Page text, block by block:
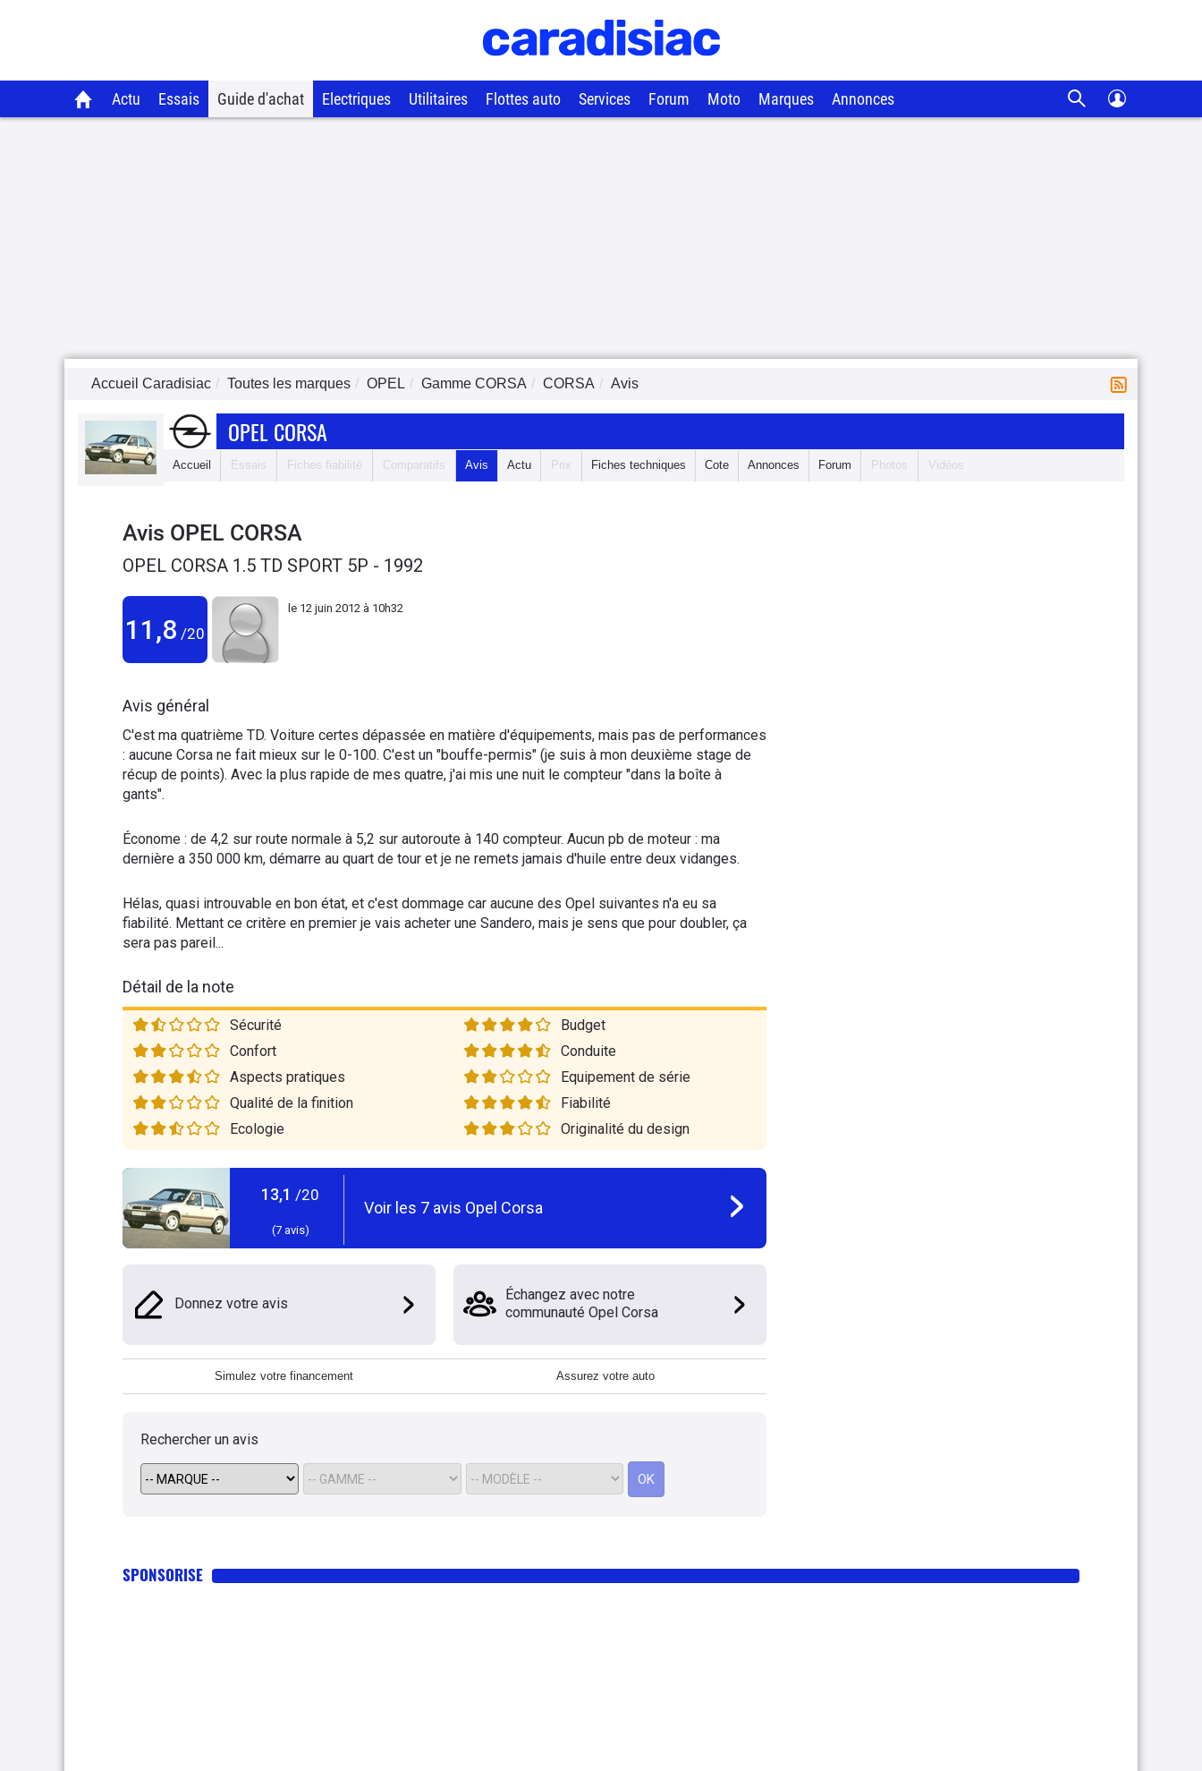
Actu Essais Guide d'achat Electriques Utilitaires Flottes auto Services Forum Moto Marques Annonces
Accueil Caradisiac Toutes les marques OPEL Gamme CORSA CORSA Avis
OPEL CORSA
Accueil Essais Fiches fiabilité Comparatifs Avis Actu Prix Fiches techniques Cote Annonces Forum Photos Vidéos
Avis OPEL CORSA
OPEL CORSA 1.5 TD SPORT 5P - 1992
11,8 /20
le 12 juin 2012 à 10h32
Avis général
C'est ma quatrième TD. Voiture certes dépassée en matière d'équipements, mais pas de performances
: aucune Corsa ne fait mieux sur le 0-100. C'est un "bouffe-permis" (je suis à mon deuxième stage de
récup de points). Avec la plus rapide de mes quatre, j'ai mis une nuit le compteur "dans la boîte à
gants".
Économe : de 4,2 sur route normale à 5,2 sur autoroute à 140 compteur. Aucun pb de moteur : ma
dernière a 350 000 km, démarre au quart de tour et je ne remets jamais d'huile entre deux vidanges.
Hélas, quasi introuvable en bon état, et c'est dommage car aucune des Opel suivantes n'a eu sa
fiabilité. Mettant ce critère en premier je vais acheter une Sandero, mais je sens que pour doubler, ça
sera pas pareil...
Détail de la note
Sécurité
Budget
Confort
Conduite
Aspects pratiques
Equipement de série
Qualité de la finition
Fiabilité
Ecologie
Originalité du design
13,1 /20
(7avis)
Voir les 7 avis Opel Corsa
Donnez votre avis
Échangez avec notre
communauté Opel Corsa
Simulez votre financement Assurez votre auto
Rechercher un avis
OK
SPONSORISE